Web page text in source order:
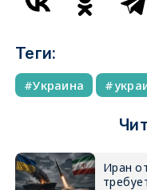
Теги:
Украина
Иран